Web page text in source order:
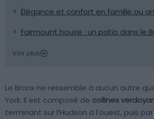
Élégance et confort en famille ou
Fairmount house : un patio dans le
Voir plus
Le Bronx ne ressemble à aucun autre
York. Il est composé de collines
terminant sur l’Hudson à l’ouest, puis